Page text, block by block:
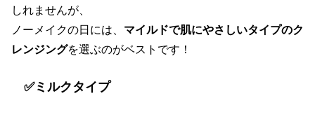
しれませんが、
ノーメイクの日には、 マイルドで肌にやさしいタイプのク
レンジングを選ぶのがベストです！
✅ミルクタイプ